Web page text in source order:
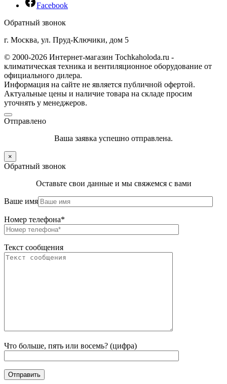
Facebook
Обратный звонок
г. Москва, ул. Пруд-Ключики, дом 5
© 2000-2026 Интернет-магазин Tochkaholoda.ru -
климатическая техника и вентиляционное оборудование от
официального дилера.
Информация на сайте не является публичной офертой.
Актуальные цены и наличие товара на складе просим
уточнять у менеджеров.
Отправлено
Ваша заявка успешно отправлена.
×
Обратный звонок
Оставьте свои данные и мы свяжемся с вами
Ваше имя
Номер телефона*
Текст сообщения
Что больше, пять или восемь? (цифра)